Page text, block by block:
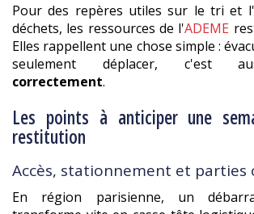
Pour des repères utiles sur le tri et
déchets, les ressources de l'ADEME
Elles rappellent une chose simple :
seulement déplacer, c'est
correctement.
Les points à anticiper une
restitution
Accès, stationnement et parties
En région parisienne, un